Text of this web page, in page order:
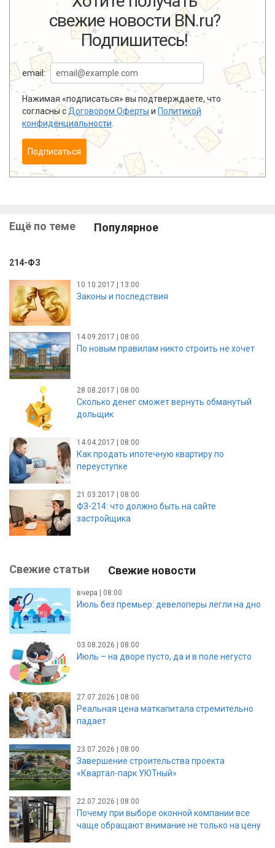
свежие новости BN.ru?
Подпишитесь!
email:
Нажимая «подписаться» вы подтверждаете, что
согласны сДоговором Оферты и Политикой
конфиденциальности.
Подписаться
Ещё по теме Популярное
214-ФЗ
10.10.2017 | 13:00
Законы и последствия
14.09.2017 | 08:00
По новым правилам никто строить не хочет
28.08.2017 | 08:00
Сколько денег сможет вернуть обманутый
дольщик
14.04.2017 | 08:00
Как продать ипотечную квартиру по
переуступке
21.03.2017 | 08:00
ФЗ-214: что должно быть на сайте
застройщика
Свежие статьи Свежие новости
вчера | 08:00
Июль без премьер: девелоперы легли на дно
03.08.2026 | 08:00
Июль – на дворе пусто, да и в поле негусто
27.07.2026 | 08:00
Реальная цена маткапитала стремительно
падает
23.07.2026 | 08:00
Завершение строительства проекта
«Квартал-парк УЮТный»
22.07.2026 | 08:00
Почему при выборе оконной компании все
чаще обращают внимание не только на цену